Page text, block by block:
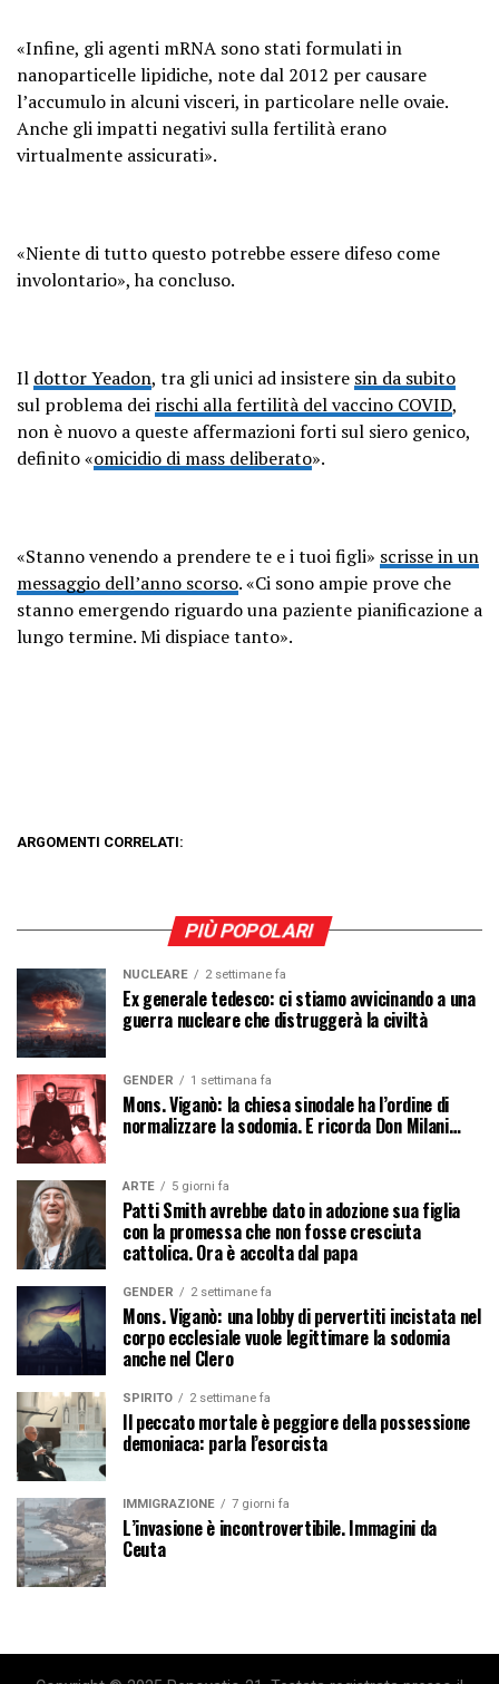
«Infine, gli agenti mRNA sono stati formulati in
nanoparticelle lipidiche, note dal 2012 per causare
l’accumulo in alcuni visceri, in particolare nelle ovaie.
Anche gli impatti negativi sulla fertilità erano
virtualmente assicurati».
«Niente di tutto questo potrebbe essere difeso come
involontario», ha concluso.
Il dottor Yeadon, tra gli unici ad insistere sin da subito
sul problema dei rischi alla fertilità del vaccino COVID,
non è nuovo a queste affermazioni forti sul siero genico,
definito «omicidio di mass deliberato».
«Stanno venendo a prendere te e i tuoi figli» scrisse in un
messaggio dell’anno scorso. «Ci sono ampie prove che
stanno emergendo riguardo una paziente pianificazione a
lungo termine. Mi dispiace tanto».
ARGOMENTI CORRELATI:
PIÙ POPOLARI
NUCLEARE 2 settimane fa
Ex generale tedesco: ci stiamo avvicinando a una
guerra nucleare che distruggerà la civiltà
GENDER 1 settimana fa
Mons. Viganò: la chiesa sinodale ha l’ordine di
normalizzare la sodomia. E ricorda Don Milani…
ARTE 5 giorni fa
Patti Smith avrebbe dato in adozione sua figlia
con la promessa che non fosse cresciuta
cattolica. Ora è accolta dal papa
GENDER 2 settimane fa
Mons. Viganò: una lobby di pervertiti incistata nel
corpo ecclesiale vuole legittimare la sodomia
anche nel Clero
SPIRITO 2 settimane fa
Il peccato mortale è peggiore della possessione
demoniaca: parla l’esorcista
IMMIGRAZIONE 7 giorni fa
L’invasione è incontrovertibile. Immagini da
Ceuta